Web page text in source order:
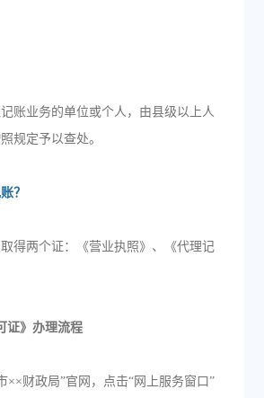
账业务的单位或个人，由县级以上人
规定予以查处。
？
得两个证：《营业执照》、《代理记
证》办理流程
××财政局”官网，点击“网上服务窗口”